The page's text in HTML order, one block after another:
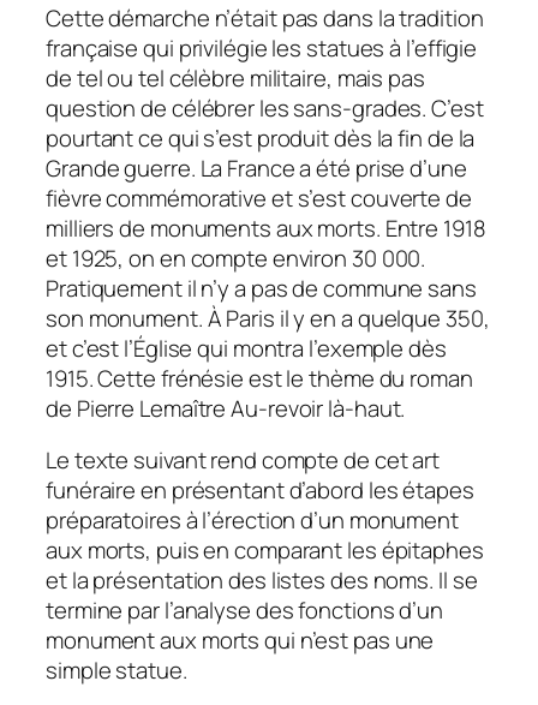
Cette démarche n’était pas dans la tradition
française qui privilégie les statues à l’effigie
de tel ou tel célèbre militaire, mais pas
question de célébrer les sans-grades. C’est
pourtant ce qui s’est produit dès la fin de la
Grande guerre. La France a été prise d’une
fièvre commémorative et s’est couverte de
milliers de monuments aux morts. Entre 1918
et 1925, on en compte environ 30 000.
Pratiquement il n’y a pas de commune sans
son monument. À Paris il y en a quelque 350,
et c’est l’Église qui montra l’exemple dès
1915. Cette frénésie est le thème du roman
de Pierre LemaîtreAu-revoir là-haut.
Le texte suivant rend compte de cet art
funéraire en présentant d’abord les étapes
préparatoires à l’érection d’un monument
aux morts, puis en comparant les épitaphes
et la présentation des listes des noms. Il se
termine par l’analyse des fonctions d’un
monument aux morts qui n’est pas une
simple statue.